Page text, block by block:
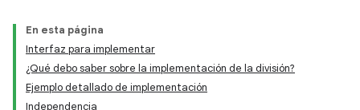
En esta página
Interfaz para implementar
¿Qué debo saber sobre la implementación de la división?
Ejemplo detallado de implementación
Independencia